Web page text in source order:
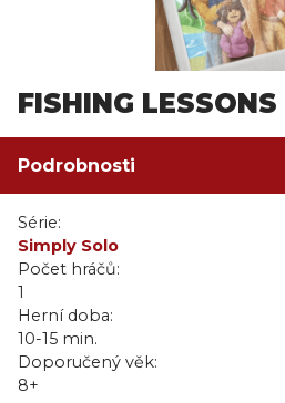
FISHING LESSONS
Podrobnosti
Série:
Simply Solo
Počet hráčů:
1
Herní doba:
10-15 min.
Doporučený věk:
8+